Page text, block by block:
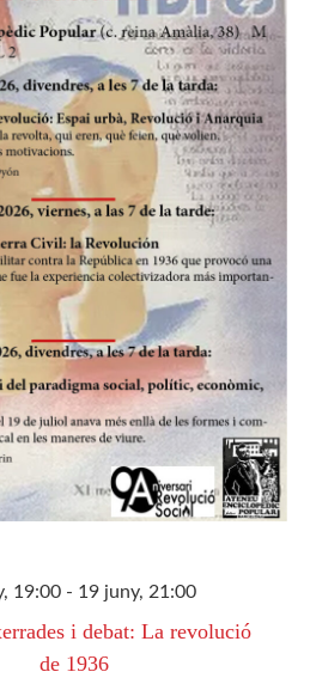
19:00- 19 juny, 21:00
i debat: La revolució
de 1936